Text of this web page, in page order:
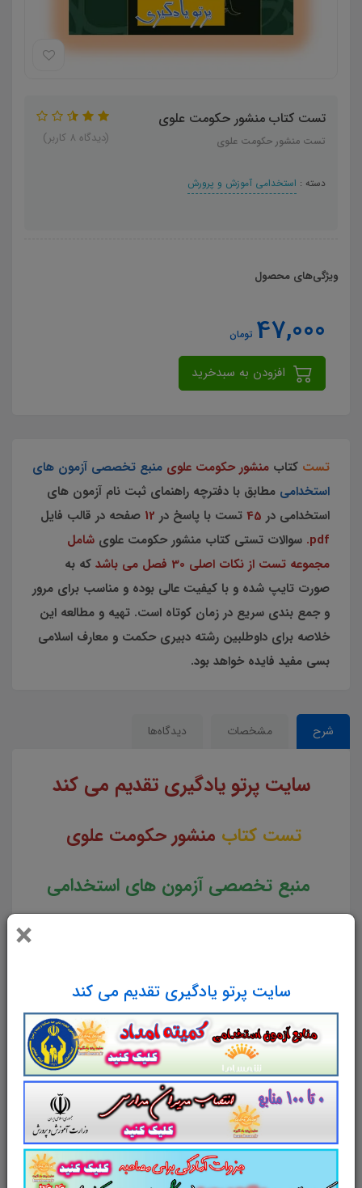
×
سایت پرتو یادگیری تقدیم می کند
تست کتاب منشور حکومت علوی
تست منشور حکومت علوی
دسته : استخدامی آموزش و پرورش
(دیدگاه 8 کاربر)
ویژگی‌های محصول
47,000 تومان
تست کتاب منشور حکومت علوی منبع تخصصی آزمون های
استخدامی مطابق با دفترچه راهنمای ثبت نام آزمون های
استخدامی در 45 تست با پاسخ در 12 صفحه در قالب فایل
pdf. سوالات تستی کتاب منشور حکومت علوی شامل
مجموعه تست از نکات اصلی 30 فصل می باشد
که به
صورت تایپ شده و با کیفیت عالی بوده و مناسب برای مرور
و جمع بندی سریع در زمان کوتاه است. تهیه و مطالعه این
خلاصه برای داوطلبین رشته دبیری حکمت و معارف اسلامی
بسی مفید فایده خواهد بود.
شرح مشخصات دیدگاه‌ها
سایت پرتو یادگیری تقدیم می کند
تست کتاب منشور حکومت علوی
منبع تخصصی آزمون های استخدامی
45 تست با پاسخ در12 صفحه در قالب
فایلpdf
.
لینک دانلود
خلاصهکتاب منشور حکومت